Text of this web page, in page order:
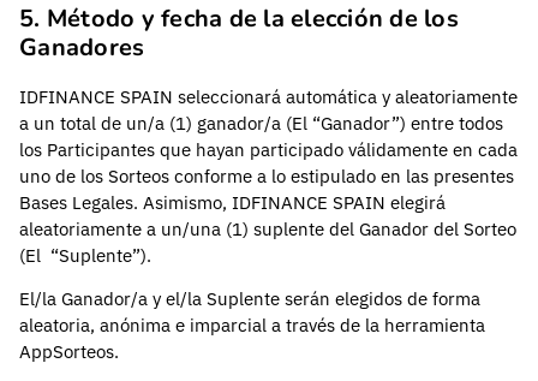
5. Método y fecha de la elección de los
Ganadores
IDFINANCE SPAIN seleccionará automática y aleatoriamente
a un total de un/a (1) ganador/a (El “Ganador”) entre todos
los Participantes que hayan participado válidamente en cada
uno de los Sorteos conforme a lo estipulado en las presentes
Bases Legales. Asimismo, IDFINANCE SPAIN elegirá
aleatoriamente a un/una (1) suplente del Ganador del Sorteo
(El “Suplente”).
El/la Ganador/a y el/la Suplente serán elegidos de forma
aleatoria, anónima e imparcial a través de la herramienta
AppSorteos.